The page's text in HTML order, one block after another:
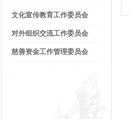
文化宣传教育工作委员会
对外组织交流工作委员会
慈善资金工作管理委员会